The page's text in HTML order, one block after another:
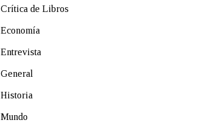
Crítica de Libros
Economía
Entrevista
General
Historia
Mundo